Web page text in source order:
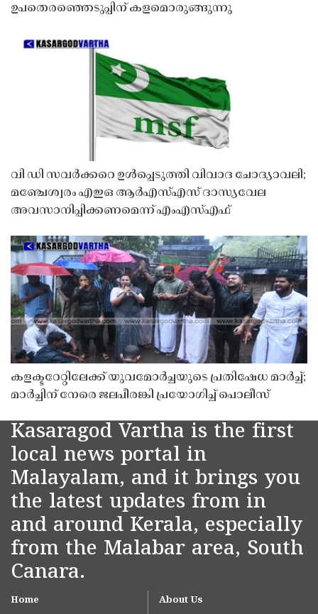
ഉപതെരഞ്ഞെടുപ്പിന് കളമൊരുങ്ങുന്നു
വി ഡി സവർക്കറെ ഉൾപ്പെടുത്തി വിവാദ ചോദ്യാവലി;
മഞ്ചേശ്വരം എഇഒ ആർഎസ്എസ് ദാസ്യവേല
അവസാനിപ്പിക്കണമെന്ന് എംഎസ്എഫ്
കളക്ടറേറ്റിലേക്ക് യുവമോർച്ചയുടെ പ്രതിഷേധ മാർച്ച്;
മാർച്ചിന് നേരെ ജലപീരങ്കി പ്രയോഗിച്ച് പൊലീസ്
Kasaragod Vartha is the first
local news portal in
Malayalam, and it brings you
the latest updates from in
and around Kerala, especially
from the Malabar area, South
Canara.
Home About Us